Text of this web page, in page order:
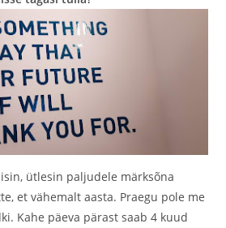
ütlesin paljudele märksõna
et vähemalt aasta. Praegu pole me
Kahe päeva pärast saab 4 kuud